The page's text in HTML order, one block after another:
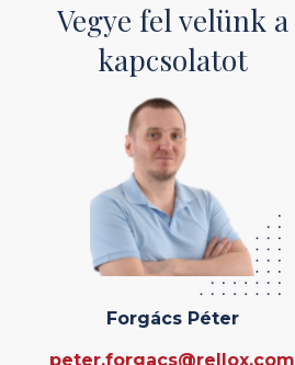
Vegye fel velünk a
kapcsolatot
Forgács Péter
peter.forgacs@rellox.com